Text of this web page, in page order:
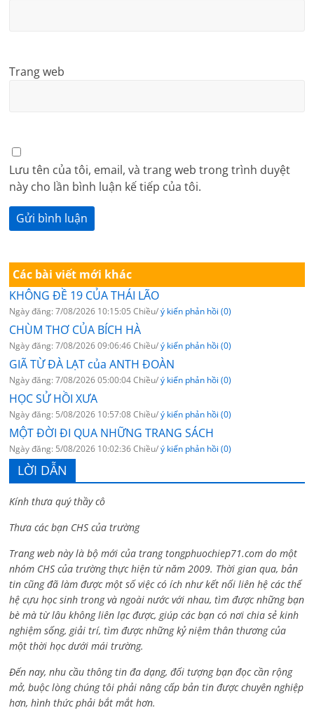
Trang web
Lưu tên của tôi, email, và trang web trong trình duyệt
này cho lần bình luận kế tiếp của tôi.
Các bài viết mới khác
KHÔNG ĐỀ 19 CỦA THÁI LÃO
Ngày đăng: 7/08/2026 10:15:05 Chiều/ý kiến phản hồi (0)
CHÙM THƠ CỦA BÍCH HÀ
Ngày đăng: 7/08/2026 09:06:46 Chiều/ý kiến phản hồi (0)
GIÃ TỪ ĐÀ LẠT của ANTH ĐOÀN
Ngày đăng: 7/08/2026 05:00:04 Chiều/ý kiến phản hồi (0)
HỌC SỬ HỒI XƯA
Ngày đăng: 5/08/2026 10:57:08 Chiều/ý kiến phản hồi (0)
MỘT ĐỜI ĐI QUA NHỮNG TRANG SÁCH
Ngày đăng: 5/08/2026 10:02:36 Chiều/ý kiến phản hồi (0)
LỜI DẪN
Kính thưa quý thầy cô
Thưa các bạn CHS của trường
Trang web này là bộ mới của trang tongphuochiep71.com do một
nhóm CHS của trường thực hiện từ năm 2009. Thời gian qua, bản
tin cũng đã làm được một số việc có ích như kết nối liên hệ các thế
hệ cựu học sinh trong và ngoài nước với nhau, tìm được những bạn
bè mà từ lâu không liên lạc được, giúp các bạn có nơi chia sẻ kinh
nghiệm sống, giải trí, tìm được những kỷ niệm thân thương của
một thời học dưới mái trường.
Đến nay, nhu cầu thông tin đa dạng, đối tượng bạn đọc cần rộng
mở, buộc lòng chúng tôi phải nâng cấp bản tin được chuyên nghiệp
hơn, hình thức phải bắt mắt hơn.